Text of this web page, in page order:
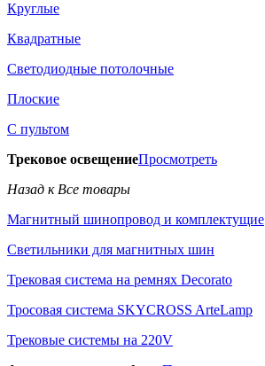
Круглые
Квадратные
Светодиодные потолочные
Плоские
С пультом
Трековое освещениеПросмотреть
Назад к Все товары
Магнитный шинопровод и комплектущие
Светильники для магнитных шин
Трековая система на ремнях Decorato
Тросовая система SKYCROSS ArteLamp
Трековые системы на 220V